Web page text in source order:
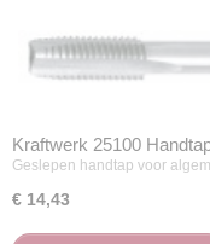
Kraftwerk 25100
Geslepen handtap voor
€ 14,43